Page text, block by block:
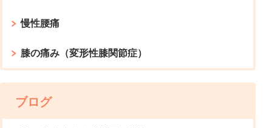
慢性腰痛
膝の痛み（変形性膝関節症）
ブログ